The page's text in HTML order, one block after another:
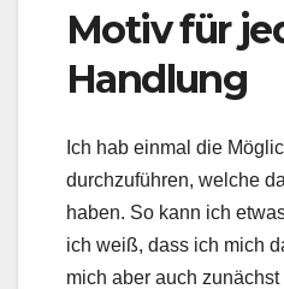
Motiv für
Handlung
Ich hab einmal die
durchzuführen, welche
haben. So kann ich
ich weiß, dass ich mich
mich aber auch